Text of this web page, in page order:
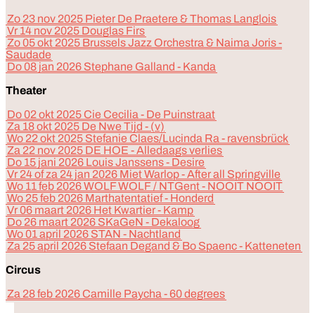
Zo 23 nov 2025 Pieter De Praetere & Thomas Langlois
Vr 14 nov 2025 Douglas Firs
Zo 05 okt 2025 Brussels Jazz Orchestra & Naima Joris -
Saudade
Do 08 jan 2026 Stephane Galland - Kanda
Theater
Do 02 okt 2025 Cie Cecilia - De Puinstraat
Za 18 okt 2025 De Nwe Tijd - (v)
Wo 22 okt 2025 Stefanie Claes/Lucinda Ra - ravensbrück
Za 22 nov 2025 DE HOE - Alledaags verlies
Do 15 jani 2026 Louis Janssens - Desire
Vr 24 of za 24 jan 2026 Miet Warlop - After all Springville
Wo 11 feb 2026 WOLF WOLF / NTGent - NOOIT NOOIT
Wo 25 feb 2026 Marthatentatief - Honderd
Vr 06 maart 2026 Het Kwartier - Kamp
Do 26 maart 2026 SKaGeN - Dekaloog
Wo 01 april 2026 STAN - Nachtland
Za 25 april 2026 Stefaan Degand & Bo Spaenc - Katteneten
Circus
Za 28 feb 2026 Camille Paycha - 60 degrees